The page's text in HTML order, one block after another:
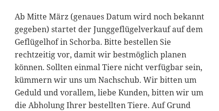
Ab Mitte März (genaues Datum wird noch bekannt
gegeben) startet der Junggeflügelverkauf auf dem
Geflügelhof in Schorba. Bitte bestellen Sie
rechtzeitig vor, damit wir bestmöglich planen
können. Sollten einmal Tiere nicht verfügbar sein,
kümmern wir uns um Nachschub. Wir bitten um
Geduld und vorallem, liebe Kunden, bitten wir um
die Abholung Ihrer bestellten Tiere. Auf Grund